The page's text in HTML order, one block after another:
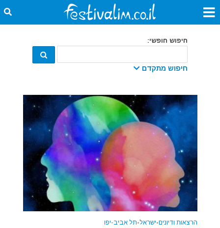
חיפוש חופשי:
חיפוש מתקדם
מתאריך:
עד תאריך:
מדינה:
הרצאות ודיונים•ישראל•תל אביב-יפו